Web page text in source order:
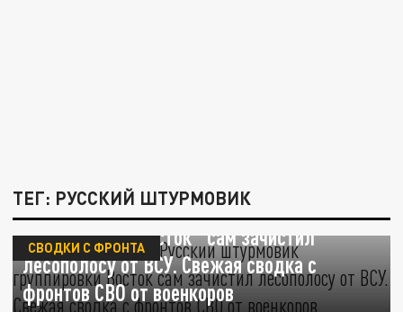
ТЕГ: РУССКИЙ ШТУРМОВИК
Один в поле воин. Русский штурмовик
группировки "Восток" сам зачистил
лесополосу от ВСУ. Свежая сводка с
фронтов СВО от военкоров
СВОДКИ С ФРОНТА